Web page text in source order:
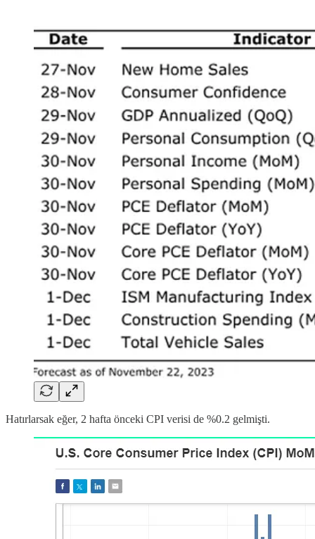
Hatırlarsak eğer, 2 hafta önceki CPI verisi de %0.2 gelmişti.